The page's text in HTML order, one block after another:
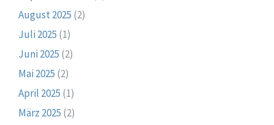
August 2025 (2)
Juli 2025 (1)
Juni 2025 (2)
Mai 2025 (2)
April 2025 (1)
März 2025 (2)